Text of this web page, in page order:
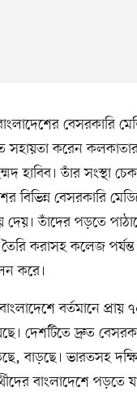
বেসরকারি
করেন কলকাতার
হাবিব। তাঁর সংস্থা
বিভিন্ন বেসরকারি
দেয়। তাঁদের পড়তে
করাসহ কলেজ
করে।
বর্তমানে প্রায়
দেশটিতে দ্রুত
বাড়ছে। ভারতসহ
বাংলাদেশে পড়তে